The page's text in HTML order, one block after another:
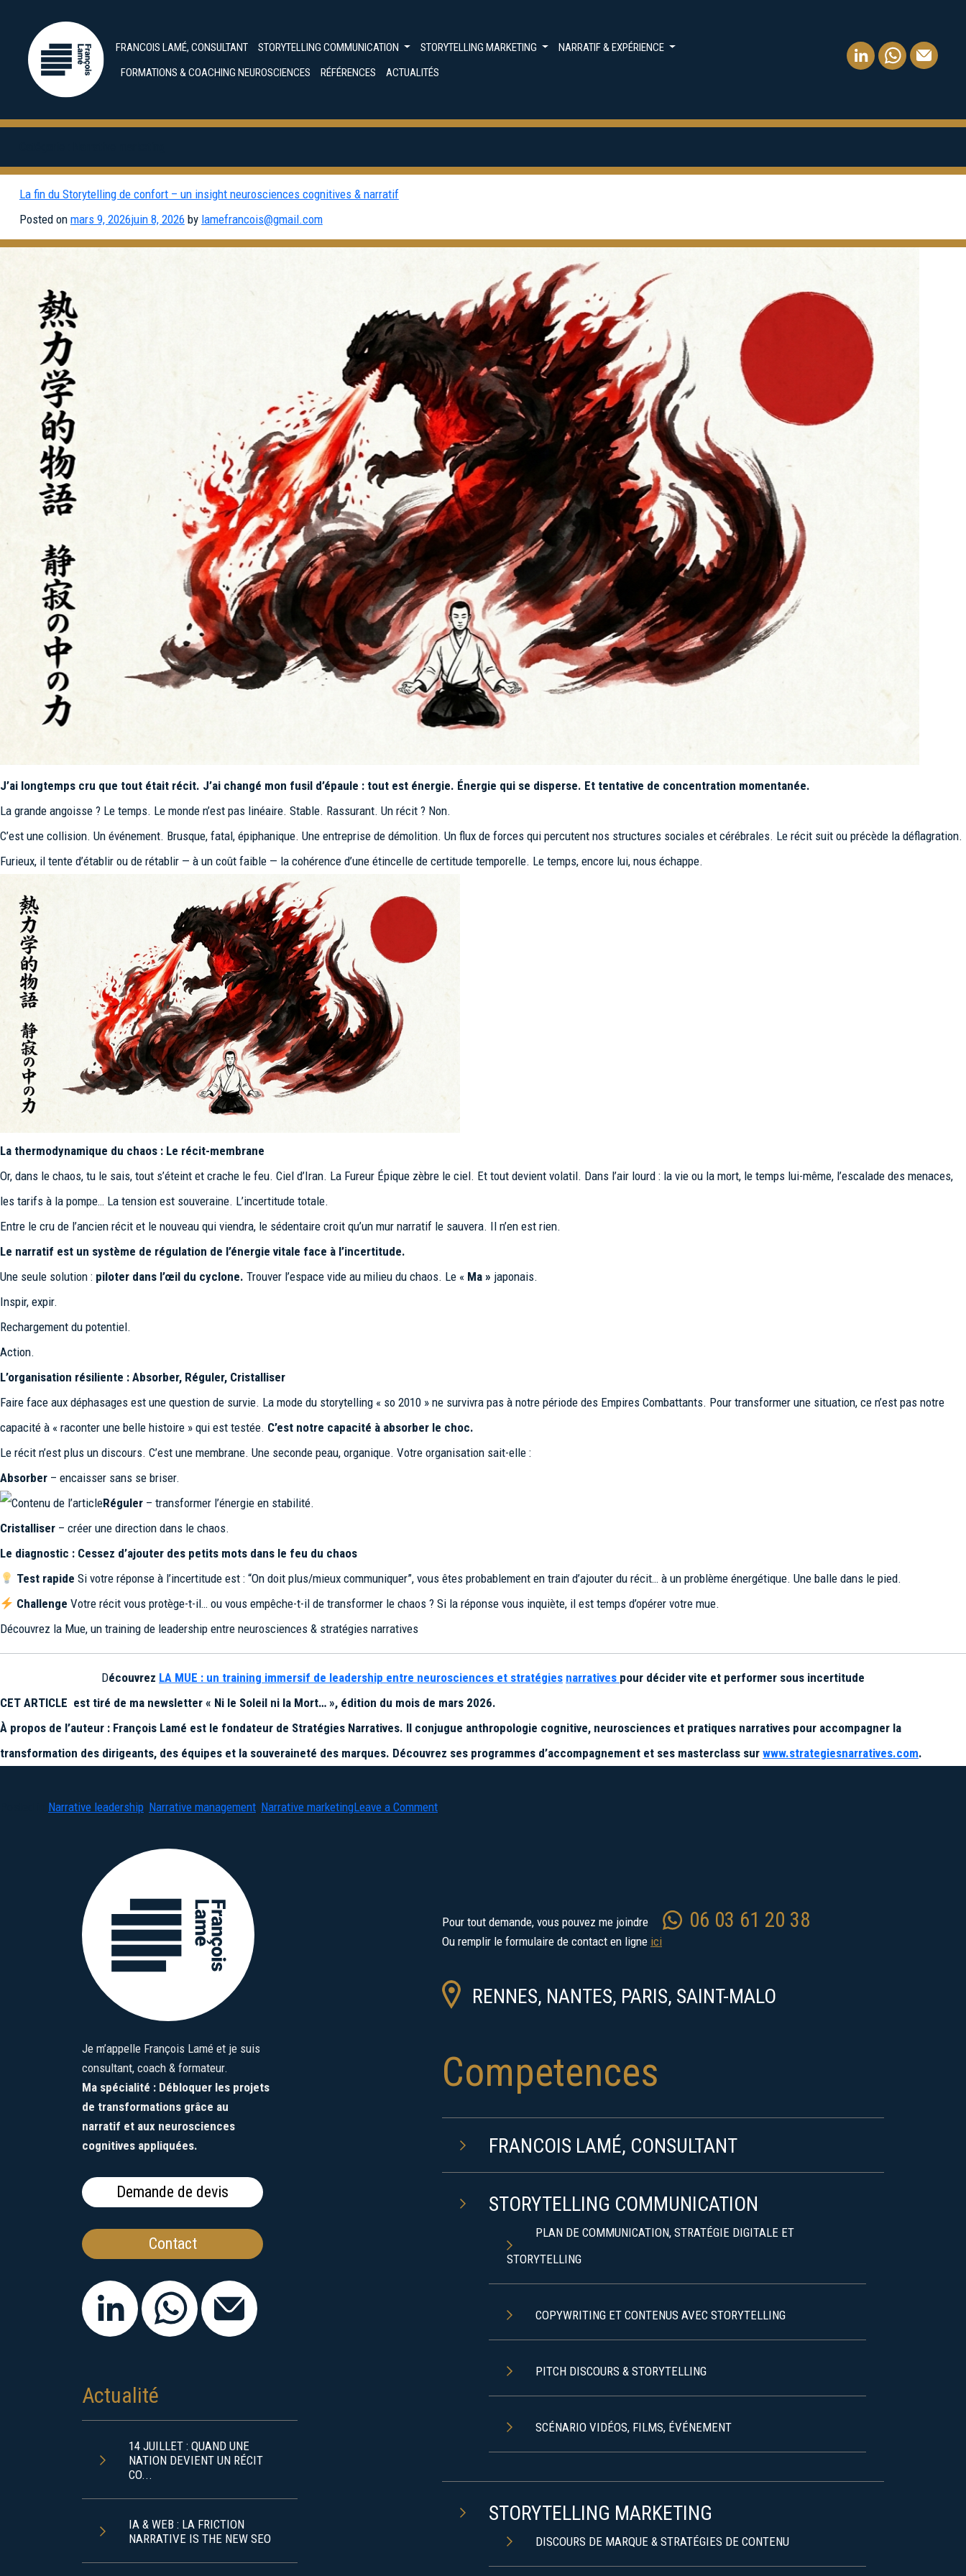
FRANCOIS LAMÉ, CONSULTANT STORYTELLING COMMUNICATION STORYTELLING MARKETING
NARRATIF & EXPÉRIENCE
FORMATIONS & COACHING NEUROSCIENCES
RÉFÉRENCES ACTUALITÉS
La fin du Storytelling de confort – un insight neurosciences cognitives & narratif
Posted on mars 9, 2026juin 8, 2026 by lamefrancois@gmail.com
J’ai longtemps cru que tout était récit. J’ai changé mon fusil d’épaule : tout est énergie. Énergie qui se disperse. Et tentative de concentration momentanée.
La grande angoisse ? Le temps. Le monde n’est pas linéaire. Stable. Rassurant. Un récit ? Non.
C’est une collision. Un événement. Brusque, fatal, épiphanique. Une entreprise de démolition. Un flux de forces qui percutent nos structures sociales et cérébrales. Le récit suit ou précède la déflagration.
Furieux, il tente d’établir ou de rétablir — à un coût faible — la cohérence d’une étincelle de certitude temporelle. Le temps, encore lui, nous échappe.
La thermodynamique du chaos : Le récit-membrane
Or, dans le chaos, tu le sais, tout s’éteint et crache le feu. Ciel d’Iran. La Fureur Épique zèbre le ciel. Et tout devient volatil. Dans l’air lourd : la vie ou la mort, le temps lui-même, l’escalade des menaces,
les tarifs à la pompe… La tension est souveraine. L’incertitude totale.
Entre le cru de l’ancien récit et le nouveau qui viendra, le sédentaire croit qu’un mur narratif le sauvera. Il n’en est rien.
Le narratif est un système de régulation de l’énergie vitale face à l’incertitude.
Une seule solution : piloter dans l’œil du cyclone. Trouver l’espace vide au milieu du chaos. Le « Ma » japonais.
Inspir, expir.
Rechargement du potentiel.
Action.
L’organisation résiliente : Absorber, Réguler, Cristalliser
Faire face aux déphasages est une question de survie. La mode du storytelling « so 2010 » ne survivra pas à notre période des Empires Combattants. Pour transformer une situation, ce n’est pas notre
capacité à « raconter une belle histoire » qui est testée. C’est notre capacité à absorber le choc.
Le récit n’est plus un discours. C’est une membrane. Une seconde peau, organique. Votre organisation sait-elle :
Absorber – encaisser sans se briser.
Réguler – transformer l’énergie en stabilité.
Cristalliser – créer une direction dans le chaos.
Le diagnostic : Cessez d’ajouter des petits mots dans le feu du chaos
Test rapide Si votre réponse à l’incertitude est :“On doit plus/mieux communiquer”, vous êtes probablement en train d’ajouter du récit… à un problème énergétique. Une balle dans le pied.
Challenge Votre récit vous protège-t-il… ou vous empêche-t-il de transformer le chaos ? Si la réponse vous inquiète, il est temps d’opérer votre mue.
Découvrez la Mue, un training de leadership entre neurosciences & stratégies narratives
Découvrez LA MUE : un training immersif de leadership entre neurosciences et stratégies narratives pour décider vite et performer sous incertitude
CET ARTICLE est tiré de ma newsletter « Ni le Soleil ni la Mort… », édition du mois de mars 2026.
À propos de l’auteur : François Lamé est le fondateur de Stratégies Narratives. Il conjugue anthropologie cognitive, neurosciences et pratiques narratives pour accompagner la
transformation des dirigeants, des équipes et la souveraineté des marques. Découvrez ses programmes d’accompagnement et ses masterclass sur www.strategiesnarratives.com.
Narrative leadership Narrative management Narrative marketingLeave a Commenton
–
un
neurosciences
cognitives
Je m’appelle François Lamé et je suis
consultant, coach & formateur.
Ma spécialité : Débloquer les projets
de transformations grâce au
narratif et aux neurosciences
cognitives appliquées.
Demande de devis
Contact
Actualité
14 JUILLET : QUAND UNE
NATION DEVIENT UN RÉCIT
CO...
IA & WEB : LA FRICTION
NARRATIVE IS THE NEW SEO
Pour tout demande, vous pouvez me joindre 06 03 61 20 38
Ou remplir le formulaire de contact en ligne ici
RENNES, NANTES, PARIS, SAINT-MALO
Competences
FRANCOIS LAMÉ, CONSULTANT
STORYTELLING COMMUNICATION
PLAN DE COMMUNICATION, STRATÉGIE DIGITALE ET
STORYTELLING
COPYWRITING ET CONTENUS AVEC STORYTELLING
PITCH DISCOURS & STORYTELLING
SCÉNARIO VIDÉOS, FILMS, ÉVÉNEMENT
STORYTELLING MARKETING
DISCOURS DE MARQUE & STRATÉGIES DE CONTENU